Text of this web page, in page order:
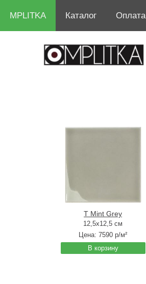
MPLITKA Каталог Оплата
T Mint Grey
12,5x12,5 см
Цена:7590 р/м²
В корзину